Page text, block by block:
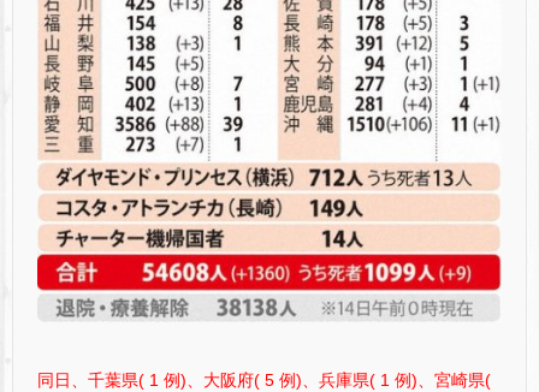
同日、千葉県( 1 例)、大阪府( 5 例)、兵庫県( 1 例)、宮崎県(